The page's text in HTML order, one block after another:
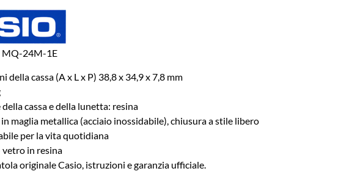
MQ-24M-1E
della cassa (A x L x P) 38,8 x 34,9 x 7,8 mm
cassa e della lunetta: resina
maglia metallica (acciaio inossidabile), chiusura a stile libero
per la vita quotidiana
vetro in resina
originale Casio, istruzioni e garanzia ufficiale.